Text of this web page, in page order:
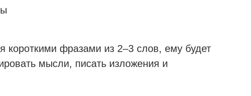
короткими фразами из 2–3 слов, ему будет
мысли, писать изложения и